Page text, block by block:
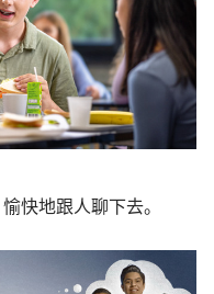
快地跟人聊下去。